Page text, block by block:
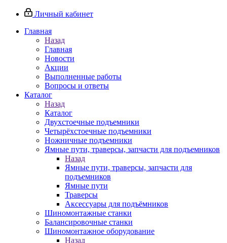
Личный кабинет
Главная
Назад
Главная
Новости
Акции
Выполненные работы
Вопросы и ответы
Каталог
Назад
Каталог
Двухстоечные подъемники
Четырёхстоечные подъемники
Ножничные подъемники
Ямные пути, траверсы, запчасти для подъемников
Назад
Ямные пути, траверсы, запчасти для
подъемников
Ямные пути
Траверсы
Аксессуары для подъёмников
Шиномонтажные станки
Балансировочные станки
Шиномонтажное оборудование
Назад